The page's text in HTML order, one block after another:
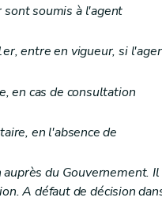
soumis à l'agent
entre en vigueur, si
en cas de consultation
en l'absence de
du Gouvernement. Il
A défaut de décision